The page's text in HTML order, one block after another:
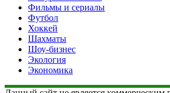
Фильмы и сериалы
Футбол
Хоккей
Шахматы
Шоу-бизнес
Экология
Экономика